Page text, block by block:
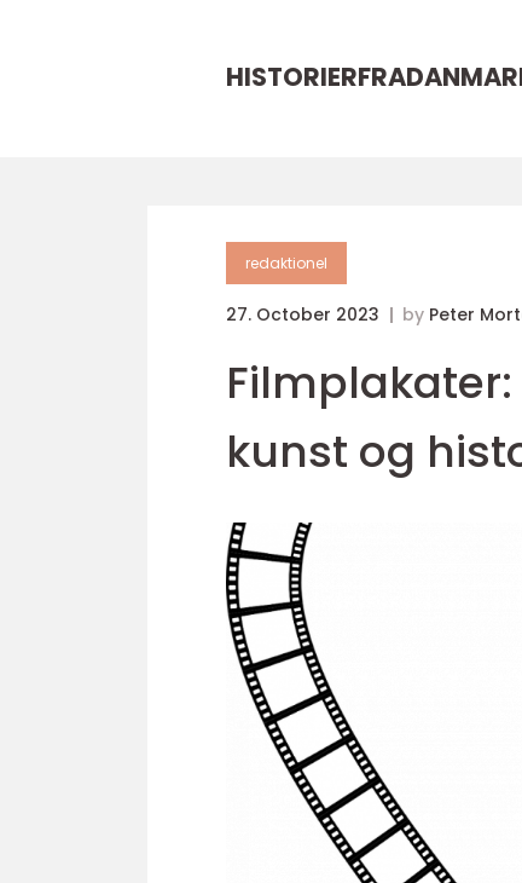
redaktionel
27. October 2023 by Peter
kunst og